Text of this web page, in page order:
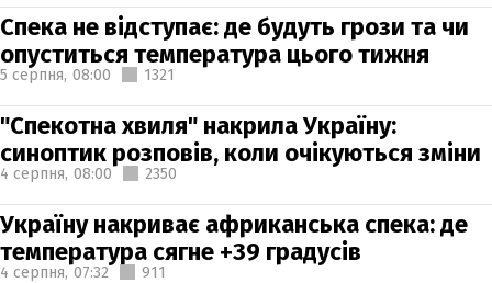
Спека не відступає: де будуть грози та чи
опуститься температура цього тижня
5 серпня, 08:00 1321
"Спекотна хвиля" накрила Україну:
синоптик розповів, коли очікуються зміни
4 серпня, 08:00 2350
Україну накриває африканська спека: де
температура сягне +39 градусів
4 серпня, 07:32 911